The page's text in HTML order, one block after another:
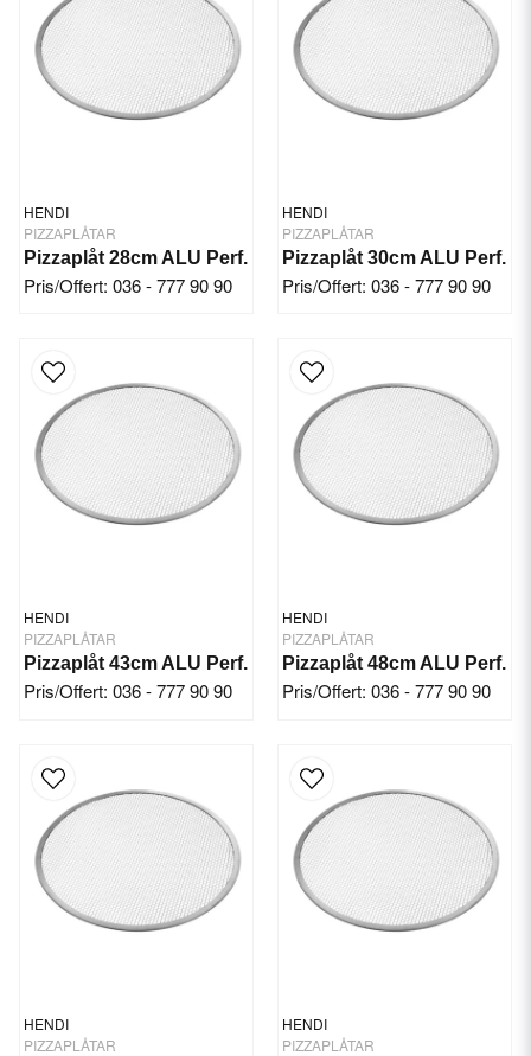
HENDI
PIZZAPLÅTAR
Pizzaplåt 28cm ALU Perf.
Pris/Offert: 036 - 777 90 90
HENDI
PIZZAPLÅTAR
Pizzaplåt 30cm ALU Perf.
Pris/Offert: 036 - 777 90 90
HENDI
PIZZAPLÅTAR
Pizzaplåt 43cm ALU Perf.
Pris/Offert: 036 - 777 90 90
HENDI
PIZZAPLÅTAR
Pizzaplåt 48cm ALU Perf.
Pris/Offert: 036 - 777 90 90
HENDI
PIZZAPLÅTAR
HENDI
PIZZAPLÅTAR